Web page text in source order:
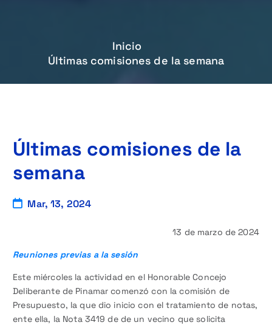
Inicio
Últimas comisiones de la semana
Últimas comisiones de la
semana
Mar, 13, 2024
13 de marzo de 2024
Reuniones previas a la sesión
Este miércoles la actividad en el Honorable Concejo
Deliberante de Pinamar comenzó con la comisión de
Presupuesto, la que dio inicio con el tratamiento de notas,
ente ella, la Nota 3419 de de un vecino que solicita